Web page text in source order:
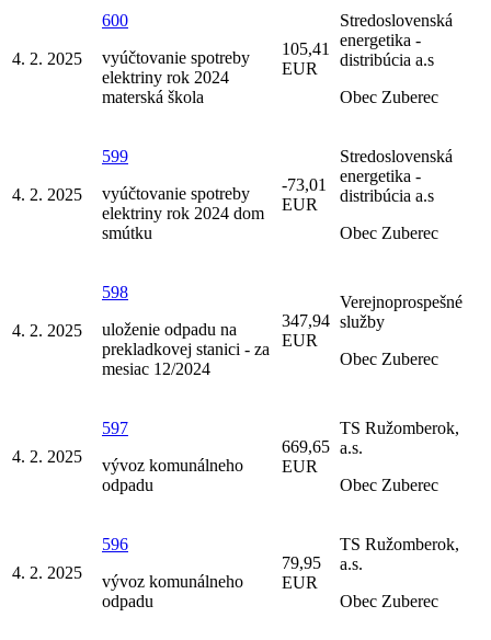
4. 2. 2025
600
vyúčtovanie spotreby
elektriny rok 2024
materská škola
105,41
EUR
Stredoslovenská
energetika -
distribúcia a.s
Obec Zuberec
4. 2. 2025
599
vyúčtovanie spotreby
elektriny rok 2024 dom
smútku
-73,01
EUR
Stredoslovenská
energetika -
distribúcia a.s
Obec Zuberec
4. 2. 2025
598
uloženie odpadu na
prekladkovej stanici - za
mesiac 12/2024
347,94
EUR
Verejnoprospešné
služby
Obec Zuberec
4. 2. 2025
597
vývoz komunálneho
odpadu
669,65
EUR
TS Ružomberok,
a.s.
Obec Zuberec
4. 2. 2025
596
vývoz komunálneho
odpadu
79,95
EUR
TS Ružomberok,
a.s.
Obec Zuberec